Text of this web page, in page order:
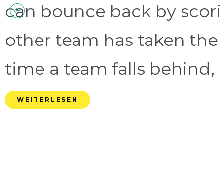
can bounce back by
other team has taken
time a team falls behind,
WEITERLESEN